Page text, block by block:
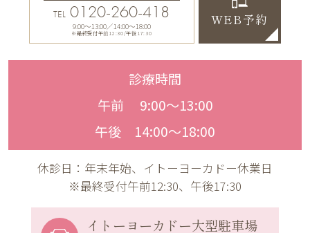
TEL 0120-260-418
9:00〜13:00／14:00〜18:00
※最終受付午前12:30/午後17:30
WEB予約
診療時間
午前 9:00〜13:00
午後 14:00〜18:00
休診日：年末年始、イトーヨーカドー休業日
※最終受付午前12:30、午後17:30
イトーヨーカドー大型駐車場